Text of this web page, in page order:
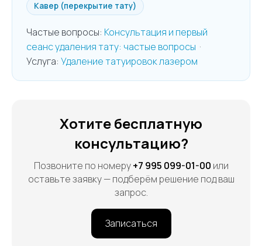
Кавер (перекрытие тату)
Частые вопросы: Консультация и первый
сеанс удаления тату: частые вопросы ·
Услуга: Удаление татуировок лазером
Хотите бесплатную
консультацию?
Позвоните по номеру+7 995 099-01-00 или
оставьте заявку — подберём решение под ваш
запрос.
Записаться